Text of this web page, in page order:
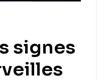
signes